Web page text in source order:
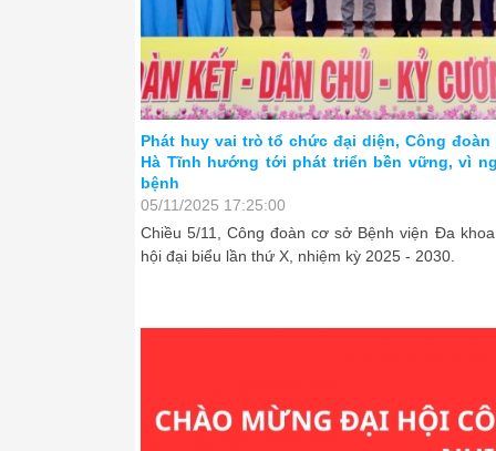
Thường trực Tỉnh ủy duyệt nội dung Đại hội
thứ XX, nhiệm kỳ 2025 - 2030
25/11/2025 10:00:00
Chiều ngày 18/11, Thường trực Tỉnh ủy Hà Tĩnh
vụ Liên đoàn Lao động tỉnh và Ban Thường vụ
bị Đại hội nhiệm kỳ 2025 - 2030.
Phát huy vai trò tổ chức đại diện, Công
Hà Tĩnh hướng tới phát triển bền vững, vì
bệnh
05/11/2025 17:25:00
Chiều 5/11, Công đoàn cơ sở Bệnh viện Đa
hội đại biểu lần thứ X, nhiệm kỳ 2025 - 2030.